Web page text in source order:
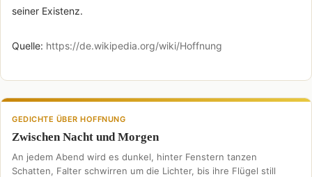
seiner Existenz.
Quelle: https://de.wikipedia.org/wiki/Hoffnung
GEDICHTE ÜBER HOFFNUNG
Zwischen Nacht und Morgen
An jedem Abend wird es dunkel, hinter Fenstern tanzen
Schatten, Falter schwirren um die Lichter, bis ihre Flügel still